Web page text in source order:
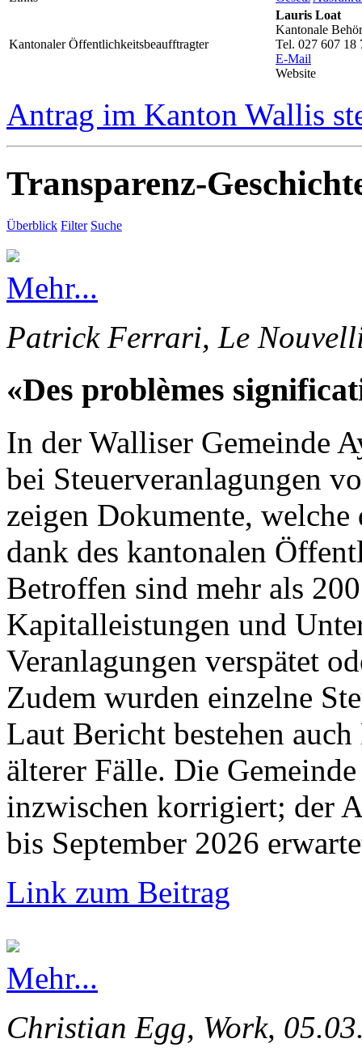
Kantonaler Öffentlichkeitsbeaufftragter
Lauris Loat
Kantonale
Tel. 027 607 18
E-Mail
Website
Antrag im Kanton Wallis
Transparenz-
Überblick Filter Suche
Mehr...
Patrick Ferrari, Le
«Des problèmes
In der Walliser Gemeinde
bei Steuerveranlagungen
zeigen Dokumente,
dank des kantonalen
Betroffen sind mehr als
Kapitalleistungen und
Veranlagungen verspätet
Zudem wurden einzelne
Laut Bericht bestehen
älterer Fälle. Die
inzwischen korrigiert; der
bis September 2026
Link zum Beitrag
Mehr...
Christian Egg, Work,